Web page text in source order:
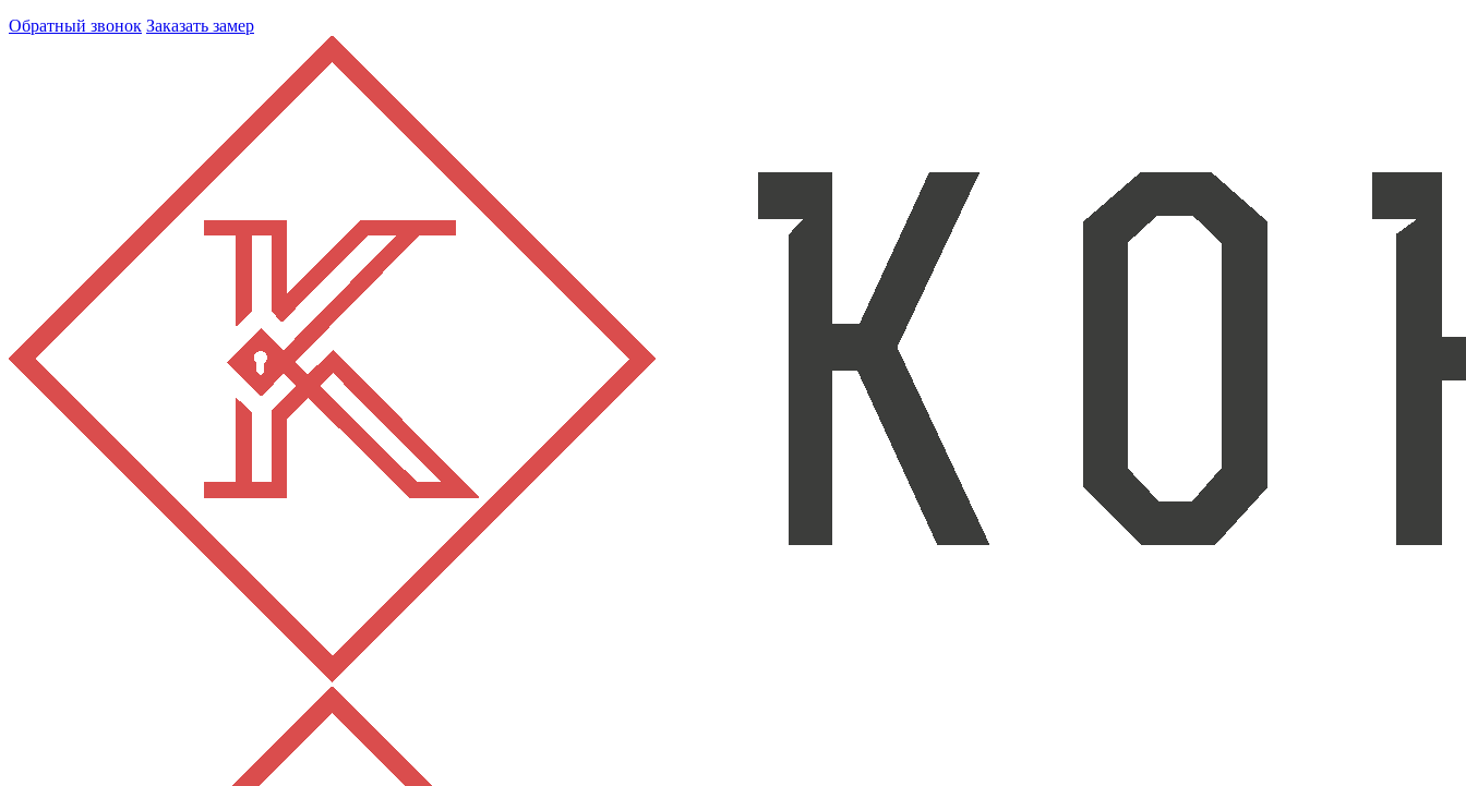
Обратный звонок Заказать замер